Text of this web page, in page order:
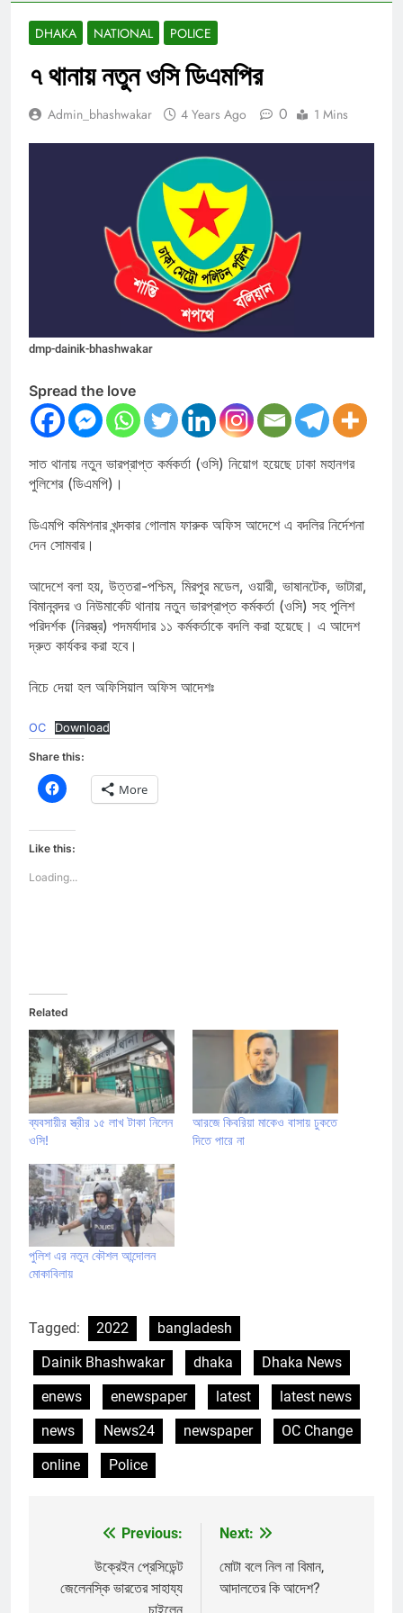
DHAKA NATIONAL POLICE
৭ থানায় নতুন ওসি ডিএমপির
Admin_bhashwakar 4 Years Ago 0 1 Mins
dmp-dainik-bhashwakar
Spread the love
সাত থানায় নতুন ভারপ্রাপ্ত কর্মকর্তা (ওসি) নিয়োগ হয়েছে ঢাকা মহানগর
পুলিশের (ডিএমপি)।
ডিএমপি কমিশনার খন্দকার গোলাম ফারুক অফিস আদেশে এ বদলির নির্দেশনা
দেন সোমবার।
আদেশে বলা হয়, উত্তরা-পশ্চিম, মিরপুর মডেল, ওয়ারী, ভাষানটেক, ভাটারা,
বিমানবন্দর ও নিউমার্কেট থানায় নতুন ভারপ্রাপ্ত কর্মকর্তা (ওসি) সহ পুলিশ
পরিদর্শক (নিরস্ত্র) পদমর্যাদার ১১ কর্মকর্তাকে বদলি করা হয়েছে। এ আদেশ
দ্রুত কার্যকর করা হবে।
নিচে দেয়া হল অফিসিয়াল অফিস আদেশঃ
OC Download
Share this:
Click
to
Facebook
(Opens
in
window)
More
Like this:
Loading...
Related
ব্যবসায়ীর স্ত্রীর ১৫ লাখ টাকা নিলেন
ওসি!
আরজে কিবরিয়া মাকেও বাসায় ঢুকতে
দিতে পারে না
পুলিশ এর নতুন কৌশল আন্দোলন
মোকাবিলায়
Tagged: 2022
bangladesh
Dainik Bhashwakar
dhaka
Dhaka News
enews
enewspaper latest
latest news
news
News24 newspaper
OC Change
online
Police
navigation
Previous:
উক্রেইন প্রেসিডেন্ট
জেলেনস্কি ভারতের সাহায্য
Next:
মোটা বলে নিল না বিমান,
আদালতের কি আদেশ?